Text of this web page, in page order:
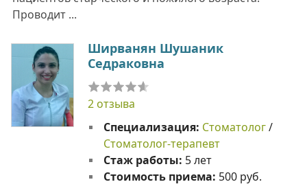
Проводит ...
Ширванян Шушаник
Седраковна
2 отзыва
Специализация: Стоматолог/
Стоматолог-терапевт
Стаж работы: 5 лет
Стоимость приема: 500 руб.